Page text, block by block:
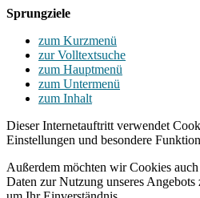
Sprungziele
zum Kurzmenü
zur Volltextsuche
zum Hauptmenü
zum Untermenü
zum Inhalt
Dieser Internetauftritt verwendet
Einstellungen und besondere
Außerdem möchten wir Cookies
Daten zur Nutzung unseres